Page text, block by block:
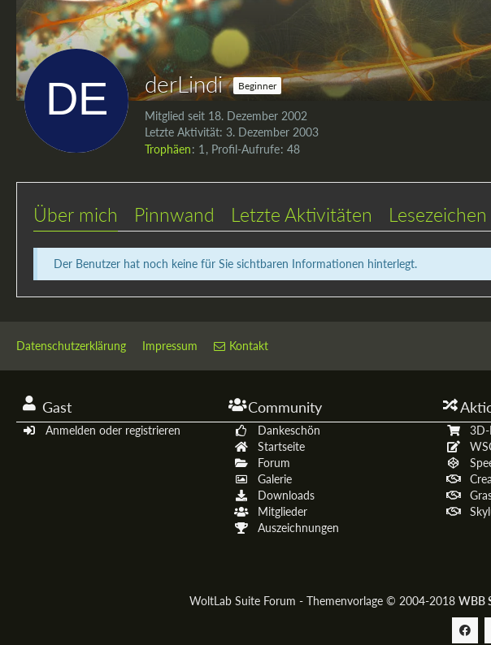
derLindi Beginner
Mitglied seit 18. Dezember 2002
Letzte Aktivität: 3. Dezember 2003
Trophäen
1 Profil-Aufrufe 48
Über mich Pinnwand Letzte Aktivitäten Lesezeichen
Der Benutzer hat noch keine für Sie sichtbaren Informationen hinterlegt.
Datenschutzerklärung Impressum Kontakt
Gast
Anmelden oder registrieren
Community
Dankeschön
Startseite
Forum
Galerie
Downloads
Mitglieder
Auszeichnungen
3D-
WoltLab Suite Forum - Themenvorlage © 2004-2018 WBB